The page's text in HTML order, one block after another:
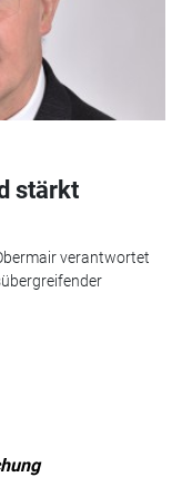
stärkt
verantwortet